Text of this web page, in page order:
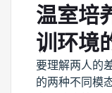
温室培
训环境
要理解两人的
的两种不同模